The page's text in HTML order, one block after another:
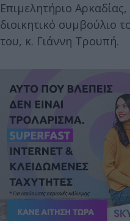
Επιμελητήριο
διοικητικό συμβούλιο
του, κ. Γιάννη Τρουπή.